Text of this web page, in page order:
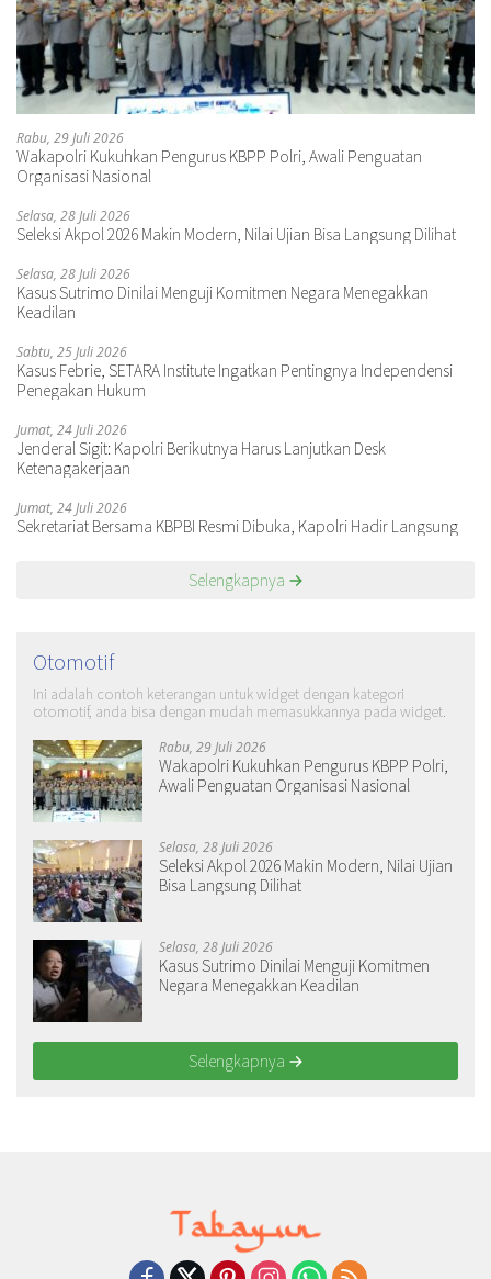
Rabu, 29 Juli 2026
Wakapolri Kukuhkan Pengurus KBPP Polri, Awali Penguatan
Organisasi Nasional
Selasa, 28 Juli 2026
Seleksi Akpol 2026 Makin Modern, Nilai Ujian Bisa Langsung Dilihat
Selasa, 28 Juli 2026
Kasus Sutrimo Dinilai Menguji Komitmen Negara Menegakkan
Keadilan
Sabtu, 25 Juli 2026
Kasus Febrie, SETARA Institute Ingatkan Pentingnya Independensi
Penegakan Hukum
Jumat, 24 Juli 2026
Jenderal Sigit: Kapolri Berikutnya Harus Lanjutkan Desk
Ketenagakerjaan
Jumat, 24 Juli 2026
Sekretariat Bersama KBPBI Resmi Dibuka, Kapolri Hadir Langsung
Selengkapnya
Otomotif
Ini adalah contoh keterangan untuk widget dengan kategori
otomotif, anda bisa dengan mudah memasukkannya pada widget.
Rabu, 29 Juli 2026
Wakapolri Kukuhkan Pengurus KBPP Polri,
Awali Penguatan Organisasi Nasional
Selasa, 28 Juli 2026
Seleksi Akpol 2026 Makin Modern, Nilai Ujian
Bisa Langsung Dilihat
Selasa, 28 Juli 2026
Kasus Sutrimo Dinilai Menguji Komitmen
Negara Menegakkan Keadilan
Selengkapnya